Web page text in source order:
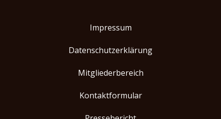
Impressum
Datenschutzerklärung
Mitgliederbereich
Kontaktformular